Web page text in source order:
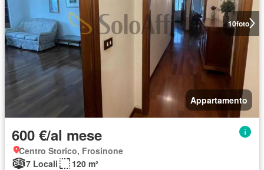
10foto
Appartamento
600 €/al mese
Centro Storico, Frosinone
7 Locali
120 m²